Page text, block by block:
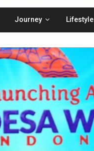
Journey Lifestyle